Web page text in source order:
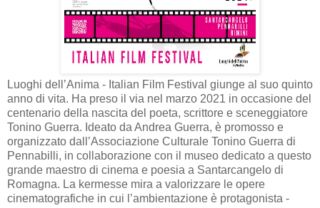
Luoghi dell’Anima - Italian Film Festival giunge al suo quinto
anno di vita. Ha preso il via nel marzo 2021 in occasione del
centenario della nascita del poeta, scrittore e sceneggiatore
Tonino Guerra. Ideato da Andrea Guerra, è promosso e
organizzato dall’Associazione Culturale Tonino Guerra di
Pennabilli, in collaborazione con il museo dedicato a questo
grande maestro di cinema e poesia a Santarcangelo di
Romagna. La kermesse mira a valorizzare le opere
cinematografiche in cui l’ambientazione è protagonista -